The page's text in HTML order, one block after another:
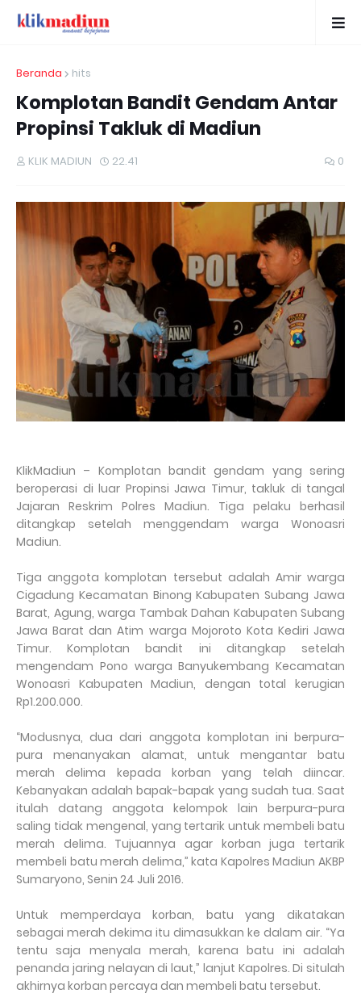
Beranda hits
Komplotan Bandit Gendam Antar
Propinsi Takluk di Madiun
KLIK MADIUN 22.41 0
KlikMadiun – Komplotan bandit gendam yang sering
beroperasi di luar Propinsi Jawa Timur, takluk di tangal
Jajaran Reskrim Polres Madiun. Tiga pelaku berhasil
ditangkap setelah menggendam warga Wonoasri
Madiun.
Tiga anggota komplotan tersebut adalah Amir warga
Cigadung Kecamatan Binong Kabupaten Subang Jawa
Barat, Agung, warga Tambak Dahan Kabupaten Subang
Jawa Barat dan Atim warga Mojoroto Kota Kediri Jawa
Timur. Komplotan bandit ini ditangkap setelah
mengendam Pono warga Banyukembang Kecamatan
Wonoasri Kabupaten Madiun, dengan total kerugian
Rp1.200.000.
“Modusnya, dua dari anggota komplotan ini berpura-
pura menanyakan alamat, untuk mengantar batu
merah delima kepada korban yang telah diincar.
Kebanyakan adalah bapak-bapak yang sudah tua. Saat
itulah datang anggota kelompok lain berpura-pura
saling tidak mengenal, yang tertarik untuk membeli batu
merah delima. Tujuannya agar korban juga tertarik
membeli batu merah delima,” kata Kapolres Madiun AKBP
Sumaryono, Senin 24 Juli 2016.
Untuk memperdaya korban, batu yang dikatakan
sebagai merah dekima itu dimasukkan ke dalam air. “Ya
tentu saja menyala merah, karena batu ini adalah
penanda jaring nelayan di laut,” lanjut Kapolres. Di situlah
akhirnya korban percaya dan membeli batu tersebut.